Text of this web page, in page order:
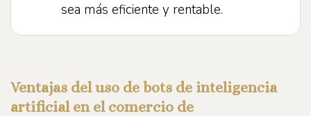
sea más eficiente y rentable.
Ventajas del uso de bots de inteligencia
artificial en el comercio de